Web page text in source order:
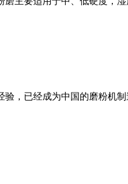
，已经成为中国的磨粉机